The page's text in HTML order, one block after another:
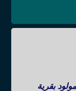
بقرية